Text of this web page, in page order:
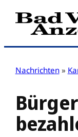
Zum
Inhalt
Nachrichten »